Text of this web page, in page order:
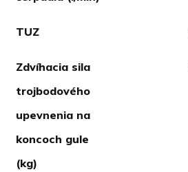
TUZ
Zdvíhacia sila
trojbodového
upevnenia na
koncoch gule
(kg)